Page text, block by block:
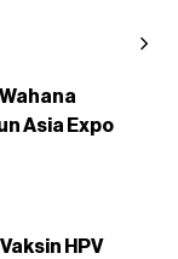
Asia Expo
HPV